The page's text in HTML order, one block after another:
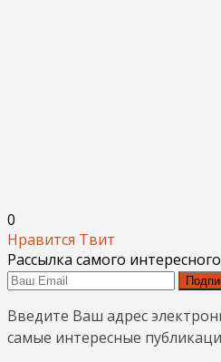
0
Нравится Твит
Рассылка самого интересного
Введите Ваш адрес
самые интересные